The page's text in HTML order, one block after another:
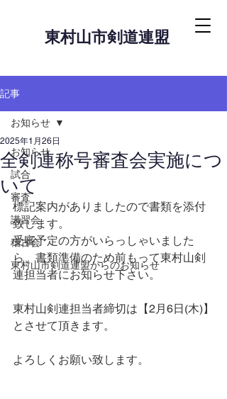
東村山市剣道連盟
記事
お知らせ
試合
審査
講習会
稽古会
東村山市剣道連盟からのお知らせ
お知らせ
全剣連称号審査会実施につ
いて
2025年1月26日
標記案内がありましたので書類を添付
致します。
受審予定の方がいらっしゃいました
ら、書類準備のため前もって東村山剣
連担当者にお知らせ下さい。
東村山剣連担当者締切は【2月6日(木)】
とさせて頂きます。
よろしくお願い致します。